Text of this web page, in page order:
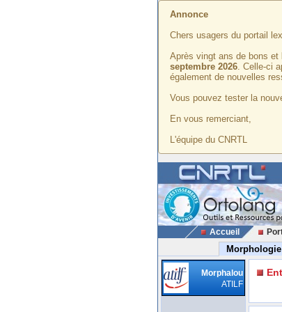
Annonce
Chers usagers du portail
Après vingt ans de bons et
septembre 2026. Celle-ci
également de nouvelles
Vous pouvez tester la
En vous remerciant,
L'équipe du CNRTL
Accueil
Morphologie
Morphalou
ATILF